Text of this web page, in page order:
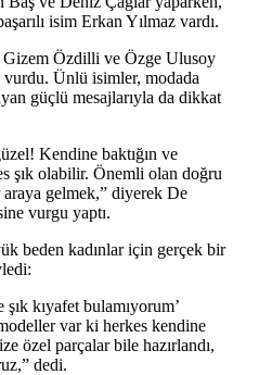
isim Erkan Yılmaz vardı.
Özdilli ve Özge Ulusoy
vurdu. Ünlü isimler, modada
güçlü mesajlarıyla da dikkat
Kendine baktığın ve
şık olabilir. Önemli olan doğru
gelmek,” diyerek De
vurgu yaptı.
beden kadınlar için gerçek bir
kıyafet bulamıyorum’
var ki herkes kendine
özel parçalar bile hazırlandı,
dedi.